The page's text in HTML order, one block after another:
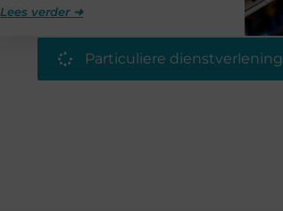
Lees verder ➜
Particuliere dienstverlening